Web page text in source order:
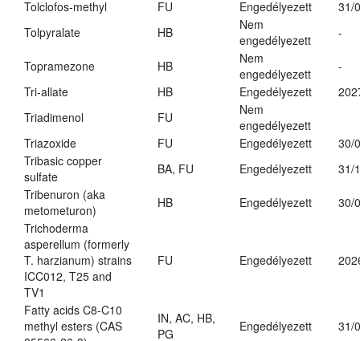
Tolclofos-methyl
FU Engedélyezett
31/
Tolpyralate
HB
Nem
engedélyezett
-
Topramezone HB
Nem
engedélyezett
-
Tri-allate
HB Engedélyezett
Triadimenol
FU
Nem
engedélyezett
Triazoxide
FU Engedélyezett
30/
Tribasic copper
sulfate
BA, FU Engedélyezett
31/
Tribenuron (aka
metometuron)
HB Engedélyezett
30/
Trichoderma
asperellum (formerly
T. harzianum) strains
ICC012, T25 and
TV1
FU Engedélyezett
Fatty acids C8-C10
methyl esters (CAS
IN, AC, HB,
PG
Engedélyezett 31/